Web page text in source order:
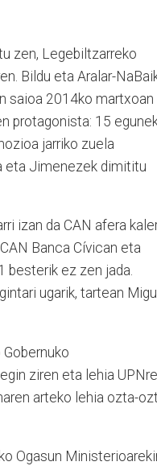
zen, Legebiltzarreko
Bildu eta Aralar-
saioa 2014ko martxoan
protagonista: 15
jarriko zuela
eta Jimenezek dimititu
izan da CAN afera
Banca Cívican eta
besterik ez zen jada.
ugarik, tartean
ziren eta lehia
arteko lehia ozta-
Ogasun